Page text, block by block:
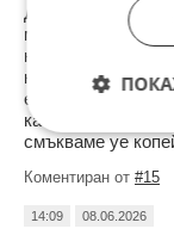
Дори, копейките,
много някоя
някой
какво изобилие
ефект, поради
като имали
смъкваме уе
Коментиран от #15
14:09 08.06.2026